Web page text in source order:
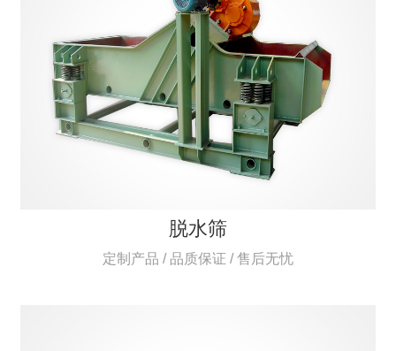
脱水筛
定制产品 / 品质保证 / 售后无忧